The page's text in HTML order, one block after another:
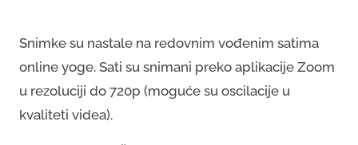
Snimke su nastale na redovnim vođenim satima
online yoge. Sati su snimani preko aplikacije Zoom
u rezoluciji do 720p (moguće su oscilacije u
kvaliteti videa).